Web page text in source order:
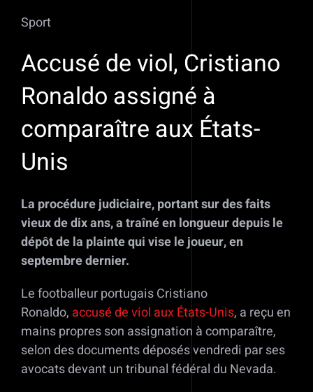
Sport
Accusé de viol, Cristiano
Ronaldo assigné à
comparaître aux États-
Unis
La procédure judiciaire, portant sur des faits
vieux de dix ans, a traîné en longueur depuis le
dépôt de la plainte qui vise le joueur, en
septembre dernier.
Le footballeur portugais Cristiano
Ronaldo, accusé de viol aux États-Unis, a reçu en
mains propres son assignation à comparaître,
selon des documents déposés vendredi par ses
avocats devant un tribunal fédéral du Nevada.